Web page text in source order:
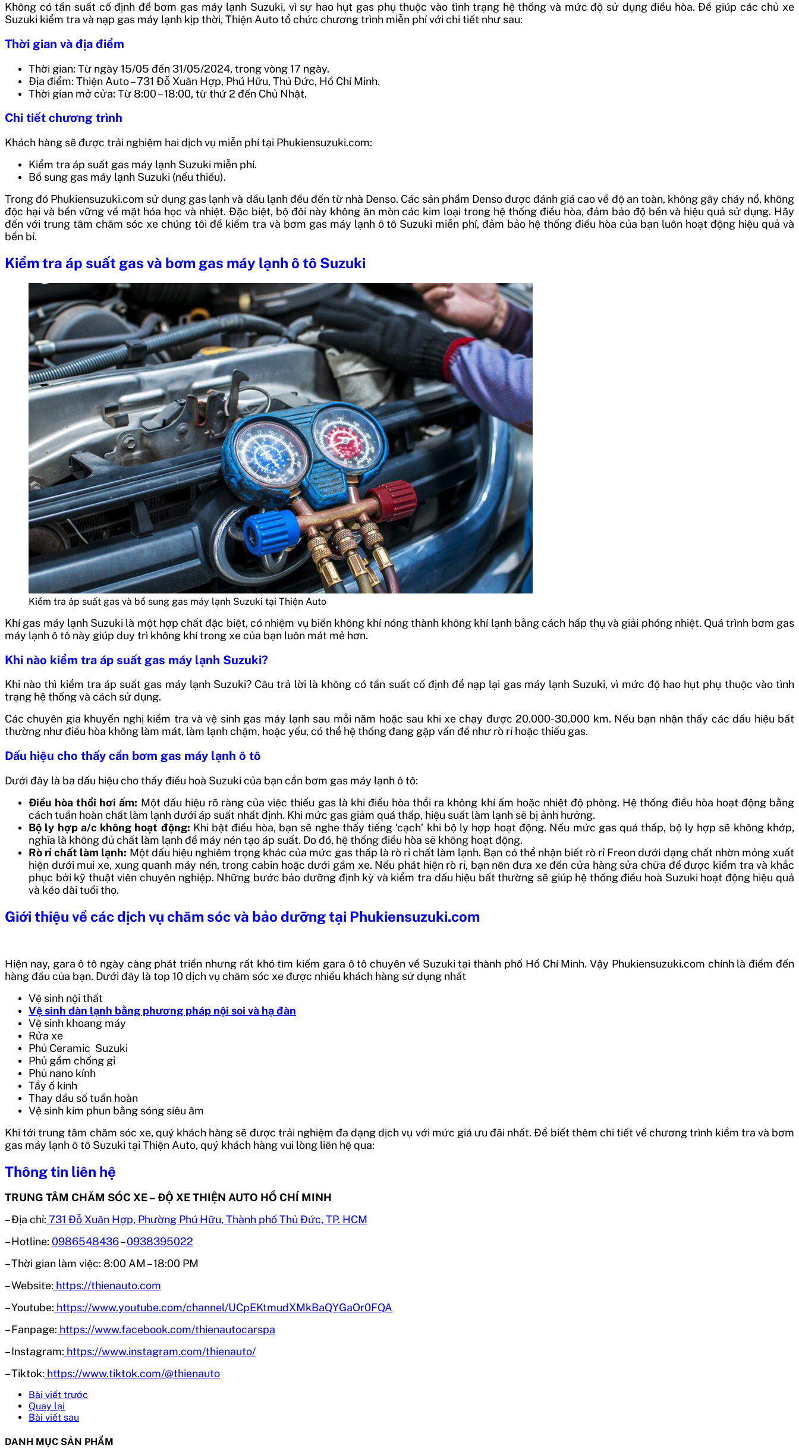
Không có tần suất cố định để bơm gas máy lạnh Suzuki, vì sự hao hụt gas phụ thuộc vào tình trạng hệ thống và mức độ sử dụng điều hòa. Để giúp các chủ xe
Suzuki kiểm tra và nạp gas máy lạnh kịp thời, Thiện Auto tổ chức chương trình miễn phí với chi tiết như sau:
Thời gian và địa điểm
Thời gian: Từ ngày 15/05 đến 31/05/2024, trong vòng 17 ngày.
Địa điểm: Thiện Auto – 731 Đỗ Xuân Hợp, Phú Hữu, Thủ Đức, Hồ Chí Minh.
Thời gian mở cửa: Từ 8:00 – 18:00, từ thứ 2 đến Chủ Nhật.
Chi tiết chương trình
Khách hàng sẽ được trải nghiệm hai dịch vụ miễn phí tại Phukiensuzuki.com:
Kiểm tra áp suất gas máy lạnh Suzuki miễn phí.
Bổ sung gas máy lạnh Suzuki (nếu thiếu).
Trong đó Phukiensuzuki.com sử dụng gas lạnh và dầu lạnh đều đến từ nhà Denso. Các sản phẩm Denso được đánh giá cao về độ an toàn, không gây cháy nổ, không
độc hại và bền vững về mặt hóa học và nhiệt. Đặc biệt, bộ đôi này không ăn mòn các kim loại trong hệ thống điều hòa, đảm bảo độ bền và hiệu quả sử dụng. Hãy
đến với trung tâm chăm sóc xe chúng tôi để kiểm tra và bơm gas máy lạnh ô tô Suzuki miễn phí, đảm bảo hệ thống điều hòa của bạn luôn hoạt động hiệu quả và
bền bỉ.
Kiểm tra áp suất gas và bơm gas máy lạnh ô tô Suzuki
Kiểm tra áp suất gas và bổ sung gas máy lạnh Suzuki tại Thiện Auto
Khí gas máy lạnh Suzuki là một hợp chất đặc biệt, có nhiệm vụ biến không khí nóng thành không khí lạnh bằng cách hấp thụ và giải phóng nhiệt. Quá trình bơm gas
máy lạnh ô tô này giúp duy trì không khí trong xe của bạn luôn mát mẻ hơn.
Khi nào kiểm tra áp suất gas máy lạnh Suzuki?
Khi nào thì kiểm tra áp suất gas máy lạnh Suzuki? Câu trả lời là không có tần suất cố định để nạp lại gas máy lạnh Suzuki, vì mức độ hao hụt phụ thuộc vào tình
trạng hệ thống và cách sử dụng.
Các chuyên gia khuyến nghị kiểm tra và vệ sinh gas máy lạnh sau mỗi năm hoặc sau khi xe chạy được 20.000-30.000 km. Nếu bạn nhận thấy các dấu hiệu bất
thường như điều hòa không làm mát, làm lạnh chậm, hoặc yếu, có thể hệ thống đang gặp vấn đề như rò rỉ hoặc thiếu gas.
Dấu hiệu cho thấy cần bơm gas máy lạnh ô tô
Dưới đây là ba dấu hiệu cho thấy điều hoà Suzuki của bạn cần bơm gas máy lạnh ô tô:
Điều hòa thổi hơi ấm: Một dấu hiệu rõ ràng của việc thiếu gas là khi điều hòa thổi ra không khí ấm hoặc nhiệt độ phòng. Hệ thống điều hòa hoạt động bằng
cách tuần hoàn chất làm lạnh dưới áp suất nhất định. Khi mức gas giảm quá thấp, hiệu suất làm lạnh sẽ bị ảnh hưởng.
Bộ ly hợp a/c không hoạt động: Khi bật điều hòa, bạn sẽ nghe thấy tiếng ‘cạch’ khi bộ ly hợp hoạt động. Nếu mức gas quá thấp, bộ ly hợp sẽ không khớp,
nghĩa là không đủ chất làm lạnh để máy nén tạo áp suất. Do đó, hệ thống điều hòa sẽ không hoạt động.
Rò rỉ chất làm lạnh: Một dấu hiệu nghiêm trọng khác của mức gas thấp là rò rỉ chất làm lạnh. Bạn có thể nhận biết rò rỉ Freon dưới dạng chất nhờn mỏng xuất
hiện dưới mui xe, xung quanh máy nén, trong cabin hoặc dưới gầm xe. Nếu phát hiện rò rỉ, bạn nên đưa xe đến cửa hàng sửa chữa để được kiểm tra và khắc
phục bởi kỹ thuật viên chuyên nghiệp. Những bước bảo dưỡng định kỳ và kiểm tra dấu hiệu bất thường sẽ giúp hệ thống điều hoà Suzuki hoạt động hiệu quả
và kéo dài tuổi thọ.
Giới thiệu về các dịch vụ chăm sóc và bảo dưỡng tại Phukiensuzuki.com
Hiện nay, gara ô tô ngày càng phát triển nhưng rất khó tìm kiếm gara ô tô chuyên về Suzuki tại thành phố Hồ Chí Minh. Vậy Phukiensuzuki.com chính là điểm đến
hàng đầu của bạn. Dưới đây là top 10 dịch vụ chăm sóc xe được nhiều khách hàng sử dụng nhất
Vệ sinh nội thất
Vệ sinh dàn lạnh bằng phương pháp nội soi và hạ đàn
Vệ sinh khoang máy
Rửa xe
Phủ Ceramic Suzuki
Phủ gầm chống gỉ
Phủ nano kính
Tẩy ố kính
Thay dầu số tuần hoàn
Vệ sinh kim phun bằng sóng siêu âm
Khi tới trung tâm chăm sóc xe, quý khách hàng sẽ được trải nghiệm đa dạng dịch vụ với mức giá ưu đãi nhất. Để biết thêm chi tiết về chương trình kiểm tra và bơm
gas máy lạnh ô tô Suzuki tại Thiện Auto, quý khách hàng vui lòng liên hệ qua:
Thông tin liên hệ
TRUNG TÂM CHĂM SÓC XE – ĐỘ XE THIỆN AUTO HỒ CHÍ MINH
– Địa chỉ: 731 Đỗ Xuân Hợp, Phường Phú Hữu, Thành phố Thủ Đức, TP. HCM
– Hotline: 0986548436–0938395022
– Thời gian làm việc: 8:00 AM – 18:00 PM
– Website: https://thienauto.com
– Youtube: https://www.youtube.com/channel/UCpEKtmudXMkBaQYGaOr0FQA
– Fanpage: https://www.facebook.com/thienautocarspa
– Instagram: https://www.instagram.com/thienauto/
– Tiktok: https://www.tiktok.com/@thienauto
Bài viết trước
Quay lại
Bài viết sau
DANH MỤC SẢN PHẨM